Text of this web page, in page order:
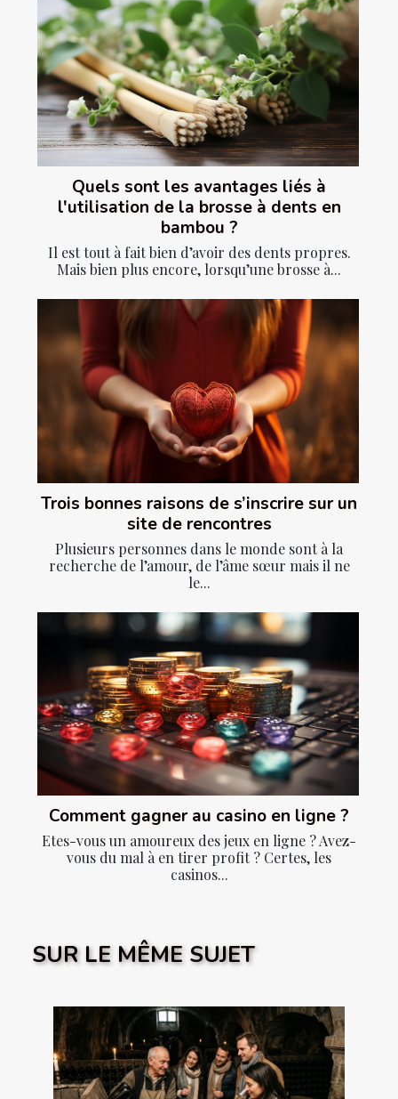
Quels sont les avantages liés à
l'utilisation de la brosse à dents en
bambou ?
Il est tout à fait bien d’avoir des dents propres.
Mais bien plus encore, lorsqu’une brosse à...
Trois bonnes raisons de s’inscrire sur un
site de rencontres
Plusieurs personnes dans le monde sont à la
recherche de l’amour, de l’âme sœur mais il ne
le...
Comment gagner au casino en ligne ?
Etes-vous un amoureux des jeux en ligne ? Avez-
vous du mal à en tirer profit ? Certes, les
casinos...
SUR LE MÊME SUJET